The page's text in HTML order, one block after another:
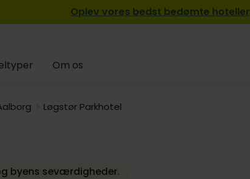
Oplev vores bedst bedømte hoteller
Om os
Løgstør Parkhotel
byens seværdigheder.